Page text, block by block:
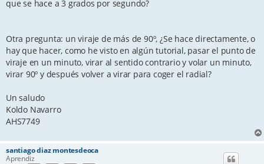
que se hace a 3 grados por segundo?
Otra pregunta: un viraje de más de 90º, ¿Se hace directamente, o
hay que hacer, como he visto en algún tutorial, pasar el punto de
viraje en un minuto, virar al sentido contrario y volar un minuto,
virar 90º y después volver a virar para coger el radial?
Un saludo
Koldo Navarro
AHS7749
santiago diaz montesdeoca
Aprendiz